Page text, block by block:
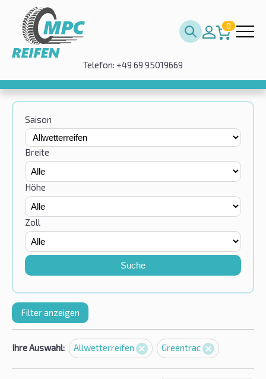
0
Telefon: +49 69 95019669
Saison
Breite
Höhe
Zoll
Suche
Filter anzeigen
Ihre Auswahl: Allwetterreifen Greentrac